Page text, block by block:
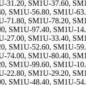
31.20, SM1U-37.60,
, SM1U-56.80, SM1U-
71.80, SM1U-78.20,
, SM1U-97.40, SM1U-
27.00, SM1U-33.40,
, SM1U-52.60, SM1U-
74.00, SM1U-80.40,
, SM1U-99.60, SM1U-
22.80, SM1U-29.20,
, SM1U-48.40, SM1U-